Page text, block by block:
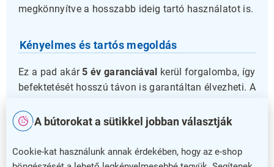
A bútorokat a sütikkel jobban választják
Cookie-kat használunk annak érdekében, hogy az e-shop
megkönnyítve a hosszabb ideig tartó használatot is.
Kényelmes és tartós megoldás
Ez a pad akár 5 év garanciával kerül forgalomba, így
befektetését hosszú távon is garantáltan élvezheti. A
megbízhatóvá teszi különböző felhasználók
számára. Kiváló választás minden olyan helyszínre,
ahol fontos a minőség és a stílus egyaránt.